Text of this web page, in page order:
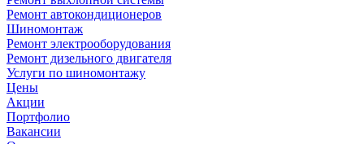
Ремонт автокондиционеров
Шиномонтаж
Ремонт электрооборудования
Ремонт дизельного двигателя
Услуги по шиномонтажу
Цены
Акции
Портфолио
Вакансии